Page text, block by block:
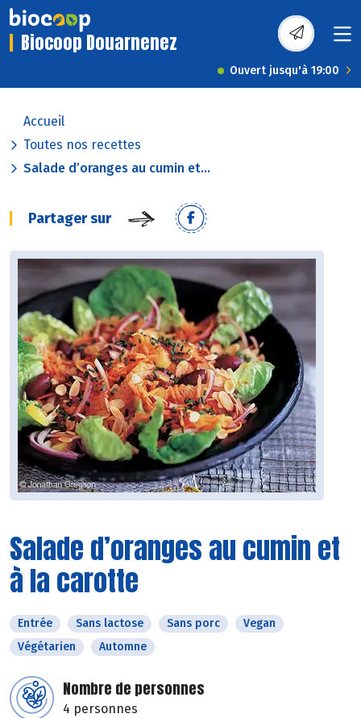
Biocoop Douarnenez
Ouvert jusqu'à 19:00
Accueil
Toutes nos recettes
Salade d’oranges au cumin et...
Partager sur
Salade d’oranges au cumin et
à la carotte
Entrée Sans lactose Sans porc
Vegan
Végétarien
Automne
Nombre de personnes
4 personnes